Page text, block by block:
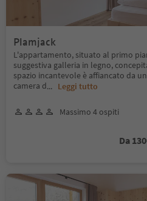
Plamjack
L'appartamento, situato al primo
suggestiva galleria in legno,
spazio incantevole è affiancato da
camera d... Leggi tutto
Massimo 4 ospiti
Da